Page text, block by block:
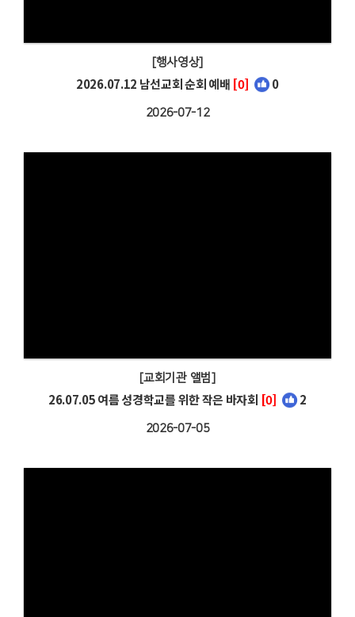
[행사영상]
2026.07.12 남선교회 순회 예배 [0] 0
2026-07-12
[교회기관 앨범]
26.07.05 여름 성경학교를 위한 작은 바자회 [0] 2
2026-07-05